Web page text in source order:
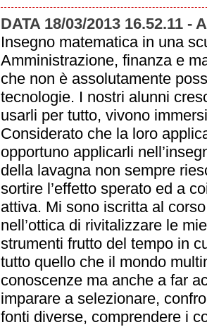
DATA 18/03/2013 16.52.11 -
Insegno matematica in una
Amministrazione, finanza e
che non è assolutamente
tecnologie. I nostri alunni
usarli per tutto, vivono
Considerato che la loro
opportuno applicarli
della lavagna non sempre
sortire l’effetto sperato ed a
attiva. Mi sono iscritta al
nell’ottica di rivitalizzare le
strumenti frutto del tempo in
tutto quello che il mondo
conoscenze ma anche a far
imparare a selezionare,
fonti diverse, comprendere i